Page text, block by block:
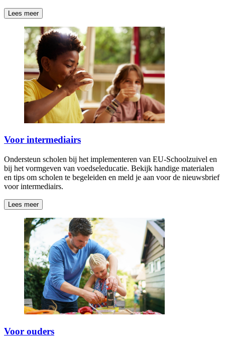
Lees meer
Voor intermediairs
Ondersteun scholen bij het implementeren van EU-Schoolzuivel en
bij het vormgeven van voedseleducatie. Bekijk handige materialen
en tips om scholen te begeleiden en meld je aan voor de nieuwsbrief
voor intermediairs.
Lees meer
Voor ouders